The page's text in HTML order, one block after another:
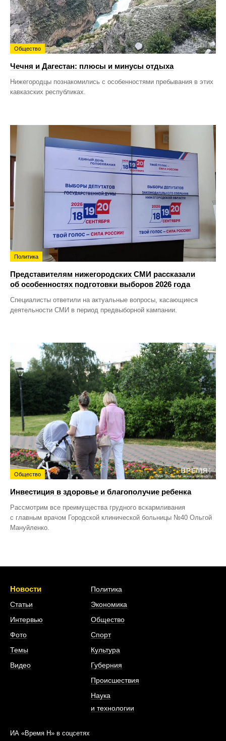
Общество
Чечня и Дагестан: плюсы и минусы отдыха
Нижегородцы познакомились с особенностями пребывания в этих
кавказских республиках.
Политика
Представителям нижегородских СМИ рассказали
об особенностях подготовки выборов 2026 года
Специалисты ответили на актуальные вопросы, касающиеся
деятельности СМИ в период предвыборной кампании.
Общество
Инвестиция в здоровье и благополучие ребенка
Рассмотрим все преимущества грудного вскармливания
с главным врачом Городской клинической больницы №40 Ольгой
Мануйленко.
Новости
Статьи
Интервью
Фото
Темы
Видео
Политика
Экономика
Общество
Спорт
Культура
Губерния
Происшествия
Наука
и технологии
ИА «Время Н» в соцсетях